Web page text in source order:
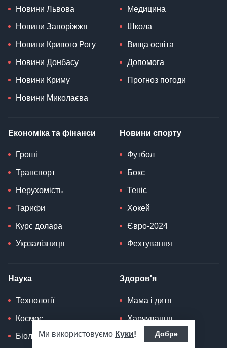
Ми використовуємо Куки! Добре
Новини Львова
Новини Запоріжжя
Новини Кривого Рогу
Новини Донбасу
Новини Криму
Новини Миколаєва
Медицина
Школа
Вища освіта
Допомога
Прогноз погоди
Економіка та фінанси
Гроші
Транспорт
Нерухомість
Тарифи
Курс долара
Укрзалізниця
Новини спорту
Футбол
Бокс
Теніс
Хокей
Євро-2024
Фехтування
Наука
Технології
Космос
Біологія
Здоров'я
Мама і дитя
Харчування
Дієта